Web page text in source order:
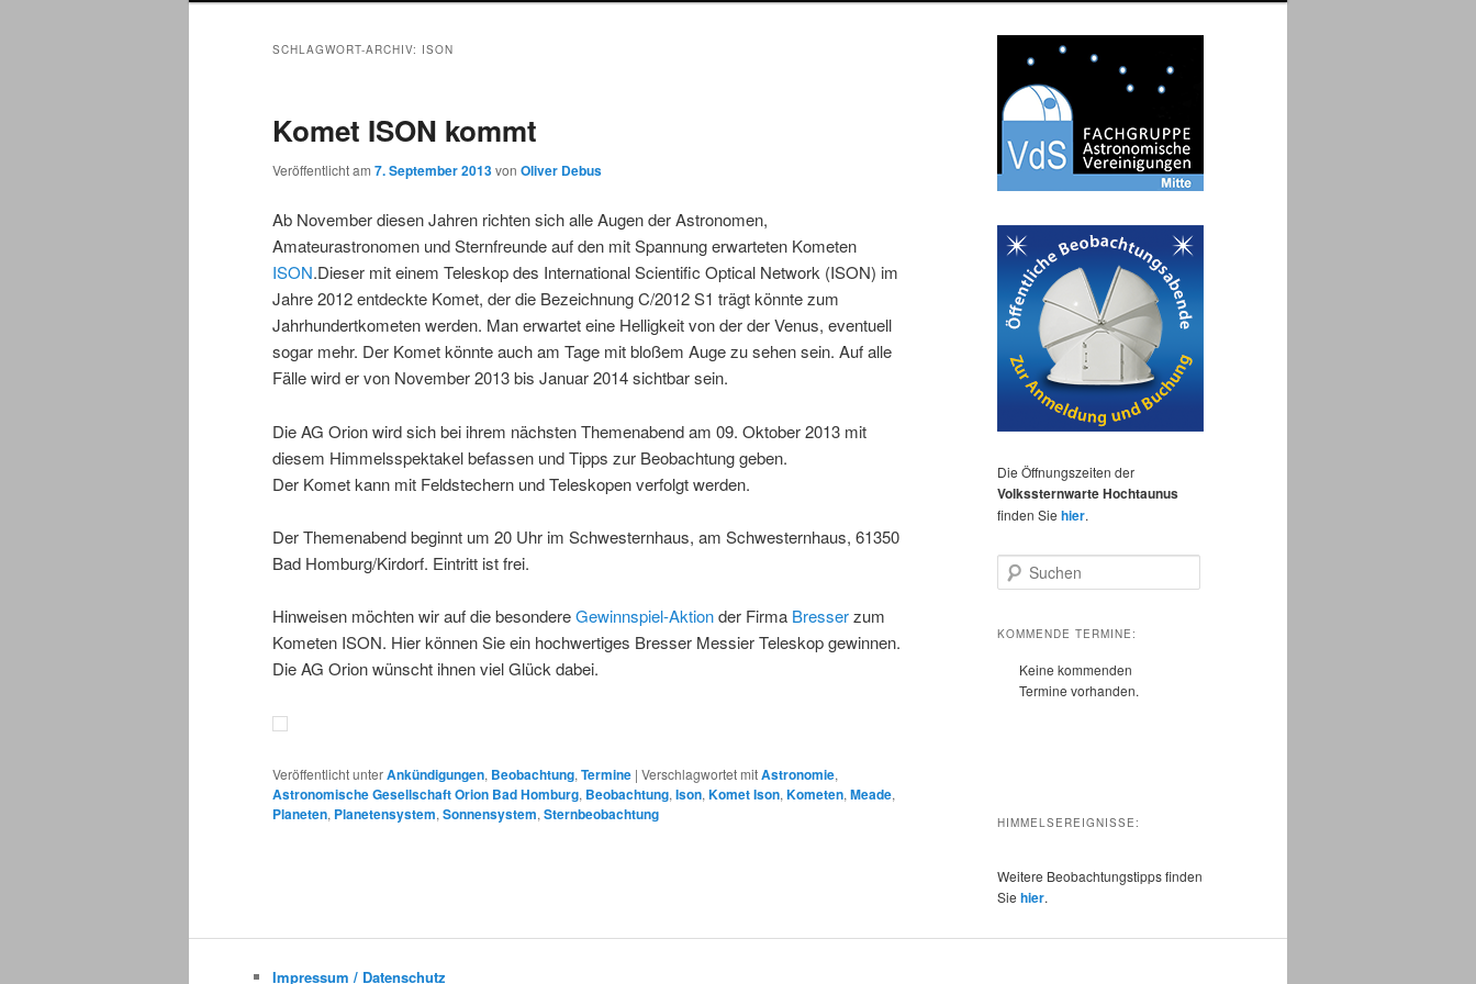
SCHLAGWORT-ARCHIV: ISON
Komet ISON kommt
Veröffentlicht am 7. September 2013von Oliver Debus
Ab November diesen Jahren richten sich alle Augen der Astronomen,
Amateurastronomen und Sternfreunde auf den mit Spannung erwarteten Kometen
ISON.Dieser mit einem Teleskop des International Scientific Optical Network (ISON) im
Jahre 2012 entdeckte Komet, der die Bezeichnung C/2012 S1 trägt könnte zum
Jahrhundertkometen werden. Man erwartet eine Helligkeit von der der Venus, eventuell
sogar mehr. Der Komet könnte auch am Tage mit bloßem Auge zu sehen sein. Auf alle
Fälle wird er von November 2013 bis Januar 2014 sichtbar sein.
Die AG Orion wird sich bei ihrem nächsten Themenabend am 09. Oktober 2013 mit
diesem Himmelsspektakel befassen und Tipps zur Beobachtung geben.
Der Komet kann mit Feldstechern und Teleskopen verfolgt werden.
Der Themenabend beginnt um 20 Uhr im Schwesternhaus, am Schwesternhaus, 61350
Bad Homburg/Kirdorf. Eintritt ist frei.
Hinweisen möchten wir auf die besondereGewinnspiel-Aktionder Firma Bresserzum
Kometen ISON. Hier können Sie ein hochwertiges Bresser Messier Teleskop gewinnen.
Die AG Orion wünscht ihnen viel Glück dabei.
Veröffentlicht unterAnkündigungen, Beobachtung, Termine | Verschlagwortet mitAstronomie,
Astronomische Gesellschaft Orion Bad Homburg, Beobachtung, Ison, Komet Ison, Kometen, Meade,
Planeten, Planetensystem, Sonnensystem, Sternbeobachtung
Die Öffnungszeiten der
Volkssternwarte Hochtaunus
finden Sie hier.
u
h
KOMMENDE TERMINE:
Keine kommenden
Termine vorhanden.
HIMMELSEREIGNISSE:
Weitere Beobachtungstipps finden
Sie hier.
Impressum / Datenschutz